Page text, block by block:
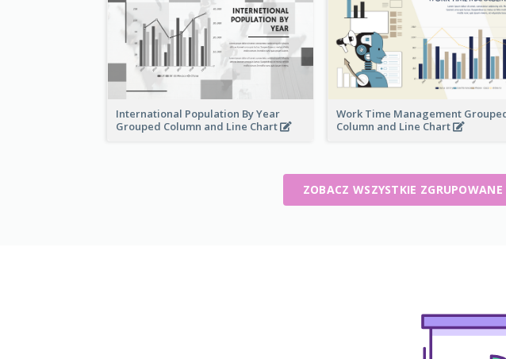
International Population By Year
Grouped Column and Line Chart
Work Time Management
Column and Line Chart
ZOBACZ WSZYSTKIE